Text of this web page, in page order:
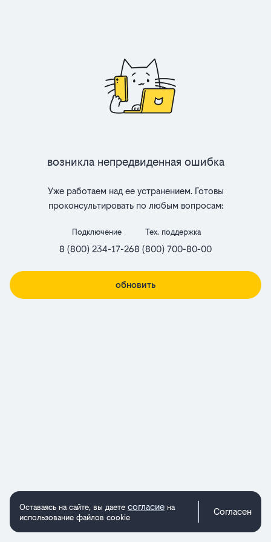
Возникла непредвиденная ошибка
Уже работаем над ее устранением. Готовы
проконсультировать по любым вопросам:
Подключение
8 (800) 234-17-26
Тех. поддержка
8 (800) 700-80-00
обновить
Оставаясь на сайте, вы даете согласие на
использование файлов cookie
Согласен